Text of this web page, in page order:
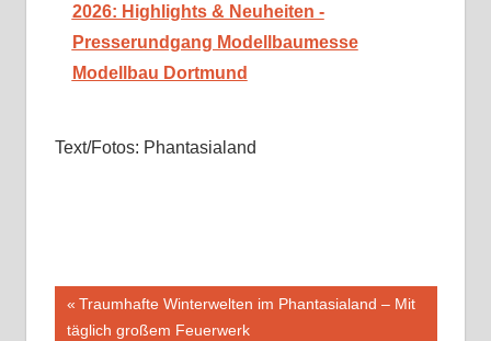
2026: Highlights & Neuheiten -
Presserundgang Modellbaumesse
Modellbau Dortmund
Text/Fotos: Phantasialand
Beitragsnavigation
Vorheriger
Beitrag:
Traumhafte Winterwelten im Phantasialand – Mit
täglich großem Feuerwerk